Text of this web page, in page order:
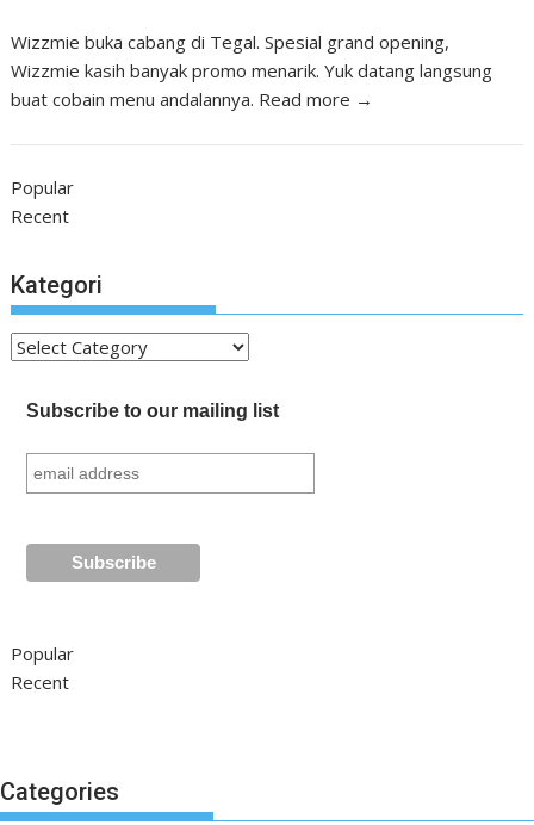
Wizzmie buka cabang di Tegal. Spesial grand opening,
Wizzmie kasih banyak promo menarik. Yuk datang langsung
buat cobain menu andalannya. Read more →
Popular
Recent
Kategori
Kategori
Subscribe to our mailing list
Popular
Recent
Categories